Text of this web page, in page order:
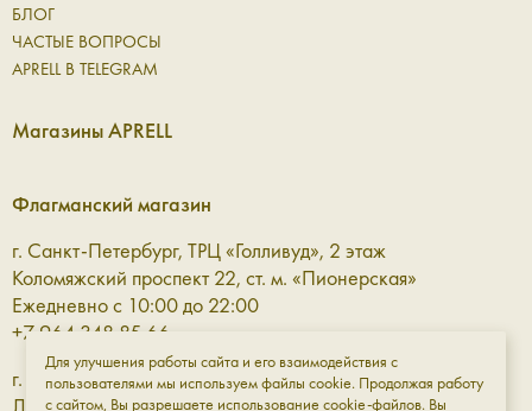
БЛОГ
ЧАСТЫЕ ВОПРОСЫ
APRELL В TELEGRAM
Магазины APRELL
Флагманский магазин
г. Санкт-Петербург, ТРЦ «Голливуд», 2 этаж
Коломяжский проспект 22, ст. м. «Пионерская»
Ежедневно с 10:00 до 22:00
+7 964 348 85 66
г. Санкт-Петербург, ТРЦ «Галерея» 3 этаж
Лиговский проспект, 30а, ст. м. «Площадь Восстания»
Для улучшения работы сайта и его взаимодействия с
пользователями мы используем файлы cookie. Продолжая работу
с сайтом, Вы разрешаете использование cookie-файлов. Вы